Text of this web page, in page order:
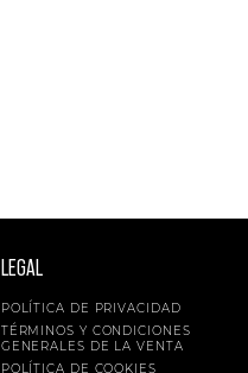
LEGAL
POLÍTICA DE PRIVACIDAD
TÉRMINOS Y CONDICIONES
GENERALES DE LA VENTA
POLÍTICA DE COOKIES